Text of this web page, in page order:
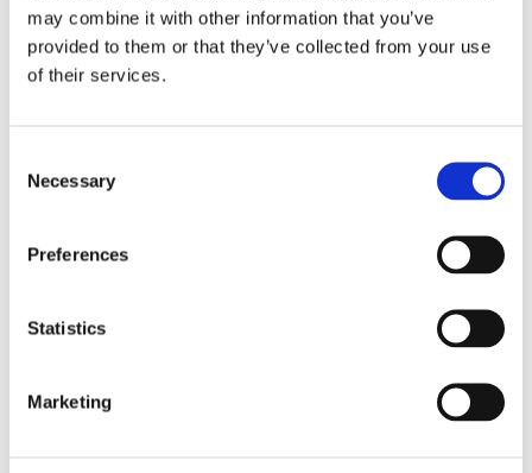
may combine it with other information that you’ve
provided to them or that they’ve collected from your use
of their services.
Selection
Necessary
Preferences
Statistics
Marketing
ESPECIFICAÇÕES
Perda típica de inserção
(dB)*